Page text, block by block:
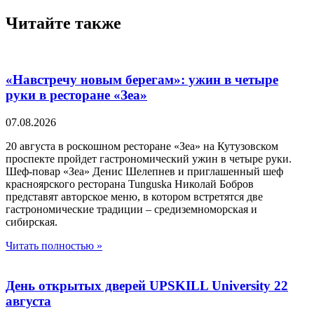
Читайте также
«Навстречу новым берегам»: ужин в четыре
руки в ресторане «Зеа»
07.08.2026
20 августа в роскошном ресторане «Зеа» на Кутузовском
проспекте пройдет гастрономический ужин в четыре руки.
Шеф-повар «Зеа» Денис Шелепнев и приглашенный шеф
красноярского ресторана Tunguska Николай Бобров
представят авторское меню, в котором встретятся две
гастрономические традиции – средиземноморская и
сибирская.
Читать полностью »
День открытых дверей UPSKILL University 22
августа